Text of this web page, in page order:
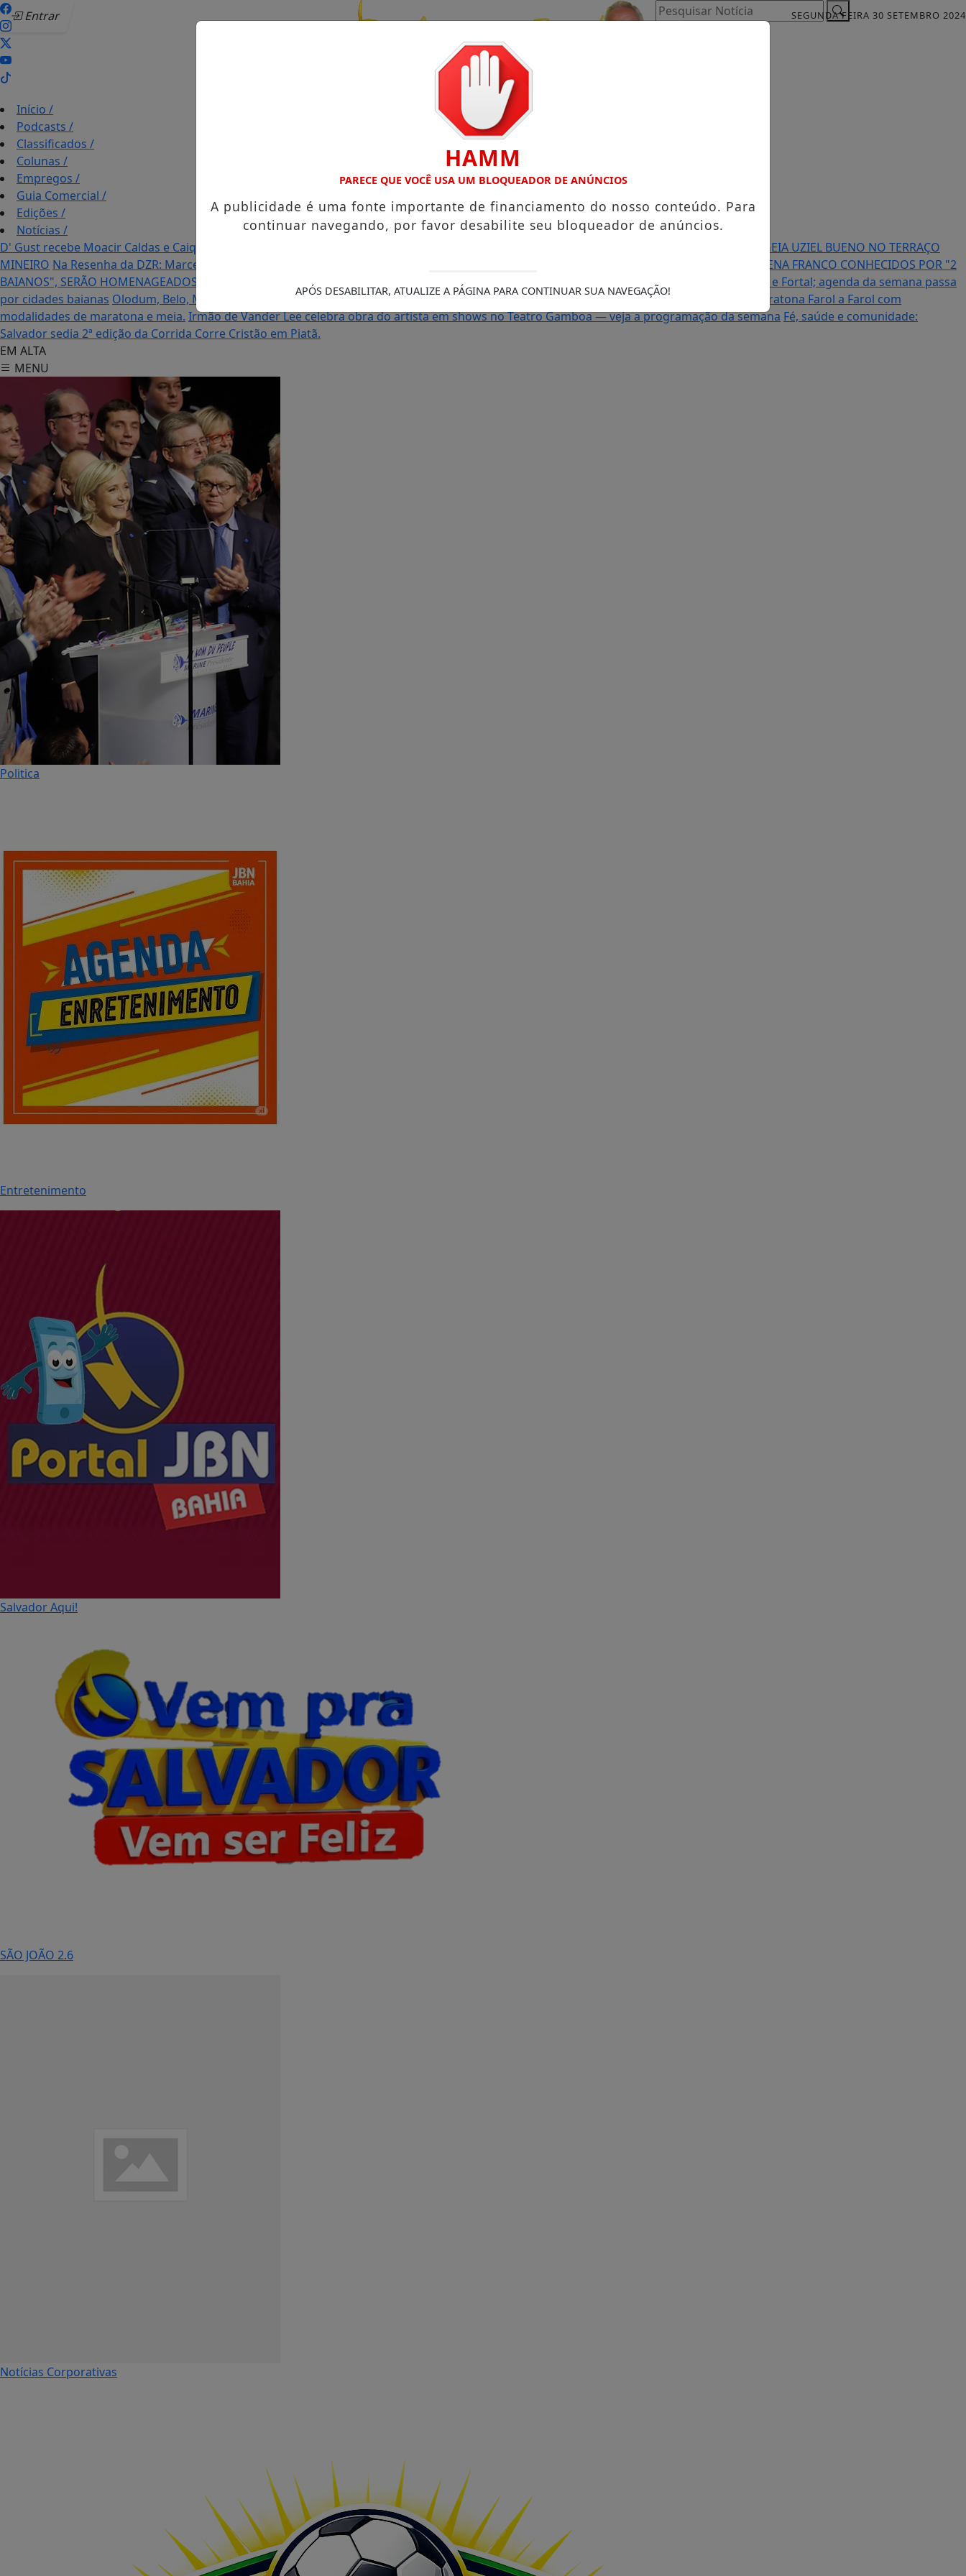
Entrar SEGUNDA FEIRA 30 SETEMBRO 2024
Pesquisar Notícia
Início /
Podcasts /
Classificados /
Colunas /
Empregos /
Guia Comercial /
Edições /
Notícias /
D' Gust recebe Moacir Caldas e Caique Pimenta com o melhor do Axé das Antigas neste sábado
CAVALGADA “O SISTEMA É BRUTO” HOMENAGEIA UZIEL BUENO NO TERRAÇO
MINEIRO Na Resenha da DZR: Marcele Desirée entrevista fãs durante o show de Ritchie na Concha Acústica
OS ARTISTAS JUAN FRANCO E RAVENA FRANCO CONHECIDOS POR "2
BAIANOS", SERÃO HOMENAGEADOS NO PRÓXIMO DIA 14 DE AGOSTO DE 2026
Xanddy Harmonia mantém ritmo intenso após turnê europeia e Fortal; agenda da semana passa
por cidades baianas Olodum, Belo, Mumuzinho e Timbalada reforçam programação do Camarote Glamour Salvador Salvador sedia Meia Maratona Farol a Farol com
modalidades de maratona e meia. Irmão de Vander Lee celebra obra do artista em shows no Teatro Gamboa — veja a programação da semana Fé, saúde e comunidade:
Salvador sedia 2ª edição da Corrida Corre Cristão em Piatã.
EM ALTA
MENU
Politica
Entretenimento
Salvador Aqui!
SÃO JOÃO 2.6
Notícias Corporativas
HAMM
PARECE QUE VOCÊ USA UM BLOQUEADOR DE ANÚNCIOS
A publicidade é uma fonte importante de financiamento do nosso conteúdo. Para
continuar navegando, por favor desabilite seu bloqueador de anúncios.
APÓS DESABILITAR, ATUALIZE A PÁGINA PARA CONTINUAR SUA NAVEGAÇÃO!